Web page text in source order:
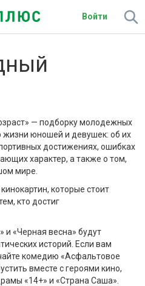
Войти
— подборку молодежных
жизни юношей и девушек: об их
достижениях, ошибках
характер, а также о том,
мире.
которые стоит
кто достиг
«Черная весна» будут
историй. Если вам
комедию «Асфальтовое
вместе с героями кино,
«14+» и «Страна Саша».